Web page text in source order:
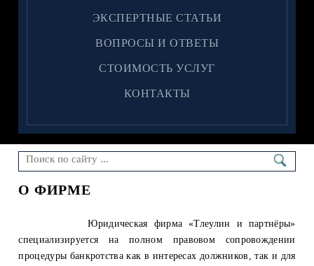
ЭКСПЕРТНЫЕ СТАТЬИ
ВОПРОСЫ И ОТВЕТЫ
CТОИМОСТЬ УСЛУГ
КОНТАКТЫ
О ФИРМЕ
Юридическая фирма «Тлеулин и партнёры»
специализируется на полном правовом сопровождении
процедуры банкротства как в интересах должников, так и для